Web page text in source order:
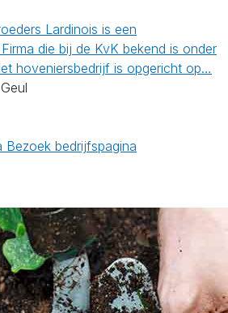
Lardinois is een
die bij de KvK bekend is onder
hoveniersbedrijf is opgericht op…
Bezoek bedrijfspagina